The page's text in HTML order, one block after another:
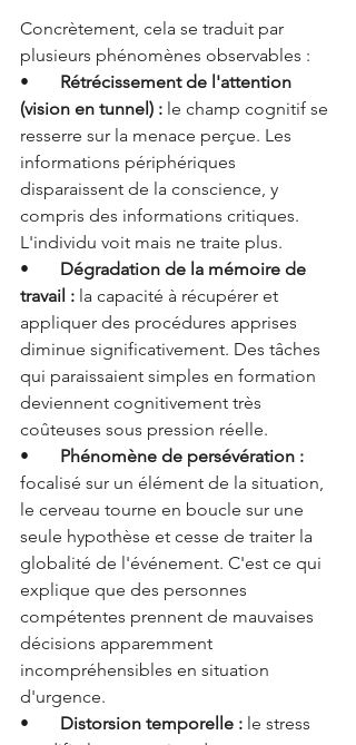
Concrètement, cela se traduit par
plusieurs phénomènes observables :
• Rétrécissement de l'attention
(vision en tunnel) : le champ cognitif se
resserre sur la menace perçue. Les
informations périphériques
disparaissent de la conscience, y
compris des informations critiques.
L'individu voit mais ne traite plus.
• Dégradation de la mémoire de
travail : la capacité à récupérer et
appliquer des procédures apprises
diminue significativement. Des tâches
qui paraissaient simples en formation
deviennent cognitivement très
coûteuses sous pression réelle.
• Phénomène de persévération :
focalisé sur un élément de la situation,
le cerveau tourne en boucle sur une
seule hypothèse et cesse de traiter la
globalité de l'événement. C'est ce qui
explique que des personnes
compétentes prennent de mauvaises
décisions apparemment
incompréhensibles en situation
d'urgence.
• Distorsion temporelle : le stress